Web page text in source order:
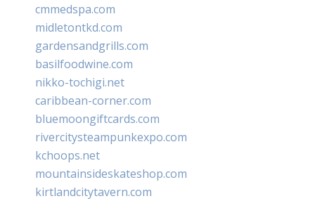
cmmedspa.com
midletontkd.com
gardensandgrills.com
basilfoodwine.com
nikko-tochigi.net
caribbean-corner.com
bluemoongiftcards.com
rivercitysteampunkexpo.com
kchoops.net
mountainsideskateshop.com
kirtlandcitytavern.com